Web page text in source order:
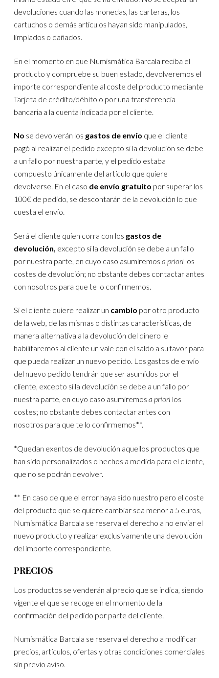
devoluciones cuando las monedas, las carteras, los
cartuchos o demás artículos hayan sido manipulados,
limpiados o dañados.
En el momento en que Numismática Barcala reciba el
producto y compruebe su buen estado, devolveremos el
importe correspondiente al coste del producto mediante
Tarjeta de crédito/débito o por una transferencia
bancaria a la cuenta indicada por el cliente.
No se devolverán los gastos de envío que el cliente
pagó al realizar el pedido excepto si la devolución se debe
a un fallo por nuestra parte, y el pedido estaba
compuesto únicamente del artículo que quiere
devolverse. En el caso de envío gratuito por superar los
100€ de pedido, se descontarán de la devolución lo que
cuesta el envío.
Será el cliente quien corra con los gastos de
devolución, excepto si la devolución se debe a un fallo
por nuestra parte, en cuyo caso asumiremosa priori los
costes de devolución; no obstante debes contactar antes
con nosotros para que te lo confirmemos.
Si el cliente quiere realizar un cambio por otro producto
de la web, de las mismas o distintas características, de
manera alternativa a la devolución del dinero le
habilitaremos al cliente un vale con el saldo a su favor para
que pueda realizar un nuevo pedido. Los gastos de envío
del nuevo pedido tendrán que ser asumidos por el
cliente, excepto si la devolución se debe a un fallo por
nuestra parte, en cuyo caso asumiremosa priori los
costes; no obstante debes contactar antes con
nosotros para que te lo confirmemos**.
*Quedan exentos de devolución aquellos productos que
han sido personalizados o hechos a medida para el cliente,
que no se podrán devolver.
** En caso de que el error haya sido nuestro pero el coste
del producto que se quiere cambiar sea menor a 5 euros,
Numismática Barcala se reserva el derecho a no enviar el
nuevo producto y realizar exclusivamente una devolución
del importe correspondiente.
PRECIOS
Los productos se venderán al precio que se indica, siendo
vigente el que se recoge en el momento de la
confirmación del pedido por parte del cliente.
Numismática Barcala se reserva el derecho a modificar
precios, artículos, ofertas y otras condiciones comerciales
sin previo aviso.